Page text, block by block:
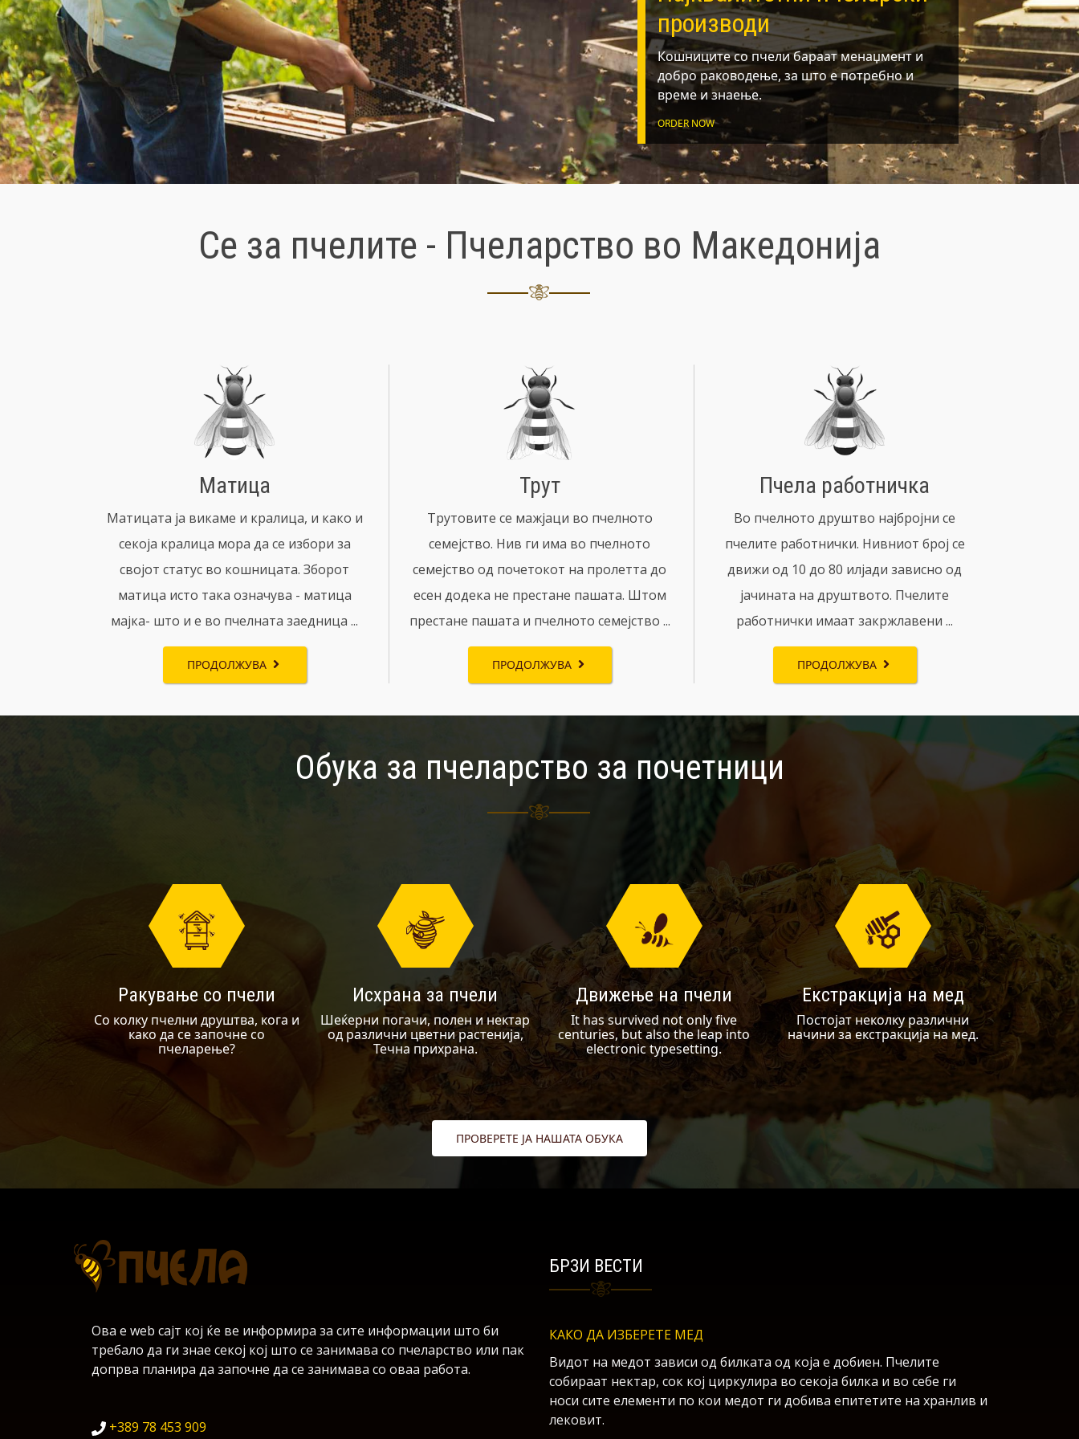
производи
Кошниците со пчели бараат менаџмент и
добро раководење, за што е потребно и
време и знаење.
ORDER NOW
Се за пчелите - Пчеларство во Македонија
Матица
Матицата ја викаме и кралица, и како и
секоја кралица мора да се избори за
својот статус во кошницата. Зборот
матица исто така означува - матица
мајка- што и е во пчелната заедница ...
ПРОДОЛЖУВА
Трут
Трутовите се мажјаци во пчелното
семејство. Нив ги има во пчелното
семејство од почетокот на пролетта до
есен додека не престане пашата. Штом
престане пашата и пчелното семејство ...
ПРОДОЛЖУВА
Пчела работничка
Во пчелното друштво најбројни се
пчелите работнички. Нивниот број се
движи од 10 до 80 илјади зависно од
јачината на друштвото. Пчелите
работнички имаат закржлавени ...
ПРОДОЛЖУВА
Обука за пчеларство за почетници
Ракување со пчели
Со колку пчелни друштва, кога и
како да се започне со
пчеларење?
Исхрана за пчели
Шеќерни погачи, полен и нектар
од различни цветни растенија,
Течна прихрана.
Движење на пчели
It has survived not only five
centuries, but also the leap into
electronic typesetting.
Екстракција на мед
Постојат неколку различни
начини за екстракција на мед.
ПРОВЕРЕТЕ ЈА НАШАТА ОБУКА
Ова е web сајт кој ќе ве информира за сите информации што би
требало да ги знае секој кој што се занимава со пчеларство или пак
допрва планира да започне да се занимава со оваа работа.
+389 78 453 909
БРЗИ ВЕСТИ
КАКО ДА ИЗБЕРЕТЕ МЕД
Видот на медот зависи од билката од која е добиен. Пчелите
собираат нектар, сок кој циркулира во секоја билка и во себе ги
носи сите елементи по кои медот ги добива епитетите на хранлив и
лековит.